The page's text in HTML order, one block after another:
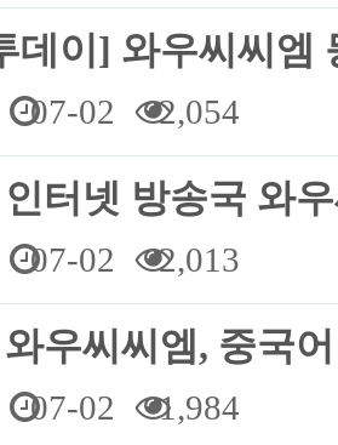
데이] 와우씨씨
07-02 2,054
터넷 방송국 와
07-02 2,013
우씨씨엠, 중국
07-02 1,984